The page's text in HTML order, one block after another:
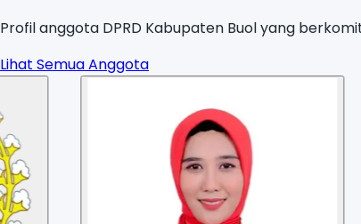
Profil anggota DPRD Kabupaten Buol yang
Lihat Semua Anggota